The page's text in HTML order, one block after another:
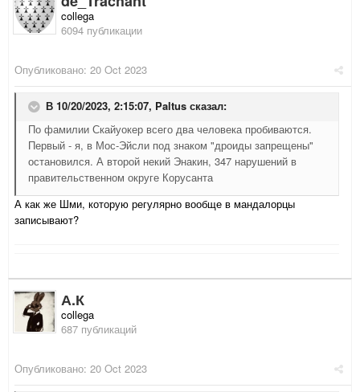
collega
6094 публикации
Опубликовано: 20 Oct 2023
В 10/20/2023, 2:15:07, Paltus сказал:
По фамилии Скайуокер всего два человека пробиваются.
Первый - я, в Мос-Эйсли под знаком "дроиды запрещены"
остановился. А второй некий Энакин, 347 нарушений в
правительственном округе Корусанта
А как же Шми, которую регулярно вообще в мандалорцы
записывают?
А.К
collega
687 публикаций
Опубликовано: 20 Oct 2023